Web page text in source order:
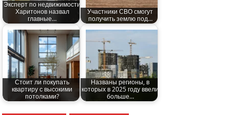
Эксперт по недвижимости
Харитонов назвал
главные…
Участники СВО смогут
получить землю под…
Стоит ли покупать
квартиру с высокими
потолками?
Названы регионы, в
которых в 2025 году ввели
больше…